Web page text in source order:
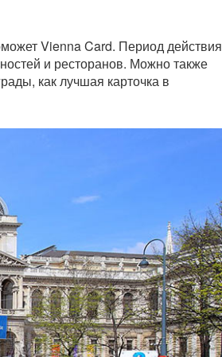
Vienna Card. Период действия
и ресторанов. Можно также
как лучшая карточка в